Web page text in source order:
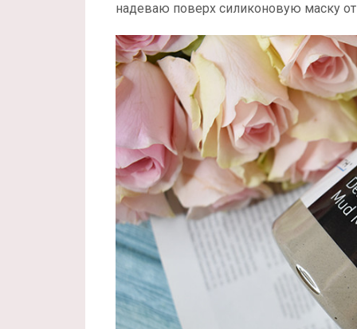
надеваю поверх силиконовую маску от